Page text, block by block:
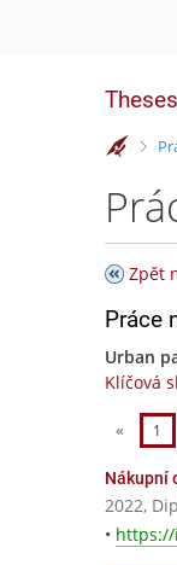
>
Zpět
Práce
Urban
Klíčová
« 1
Nákupní
2022,
•